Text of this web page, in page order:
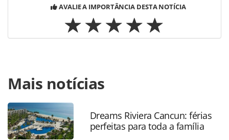
AVALIE A IMPORTÂNCIA DESTA NOTÍCIA
https://www.panrotas.com.br/nordeste/mercado/2019/
2019-veja-as-5-mais-lidas-sobre-o-nordeste_170074.html
ou as ferramentas oferecidas na página. Todo o conteúdo
produzido pela PANROTAS Editora é protegido pela
legislação brasileira sobre direito autoral. Não reproduza o
conteúdo sem autorização da PANROTAS Editora
Mais notícias
Dreams Riviera Cancun: férias
perfeitas para toda a família